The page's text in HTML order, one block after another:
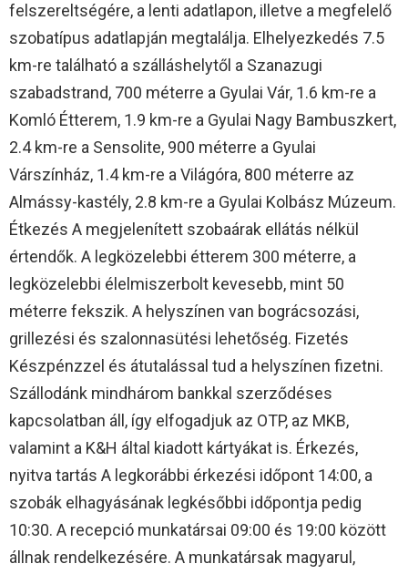
felszereltségére, a lenti adatlapon, illetve a megfelelő
szobatípus adatlapján megtalálja. Elhelyezkedés 7.5
km-re található a szálláshelytől a Szanazugi
szabadstrand, 700 méterre a Gyulai Vár, 1.6 km-re a
Komló Étterem, 1.9 km-re a Gyulai Nagy Bambuszkert,
2.4 km-re a Sensolite, 900 méterre a Gyulai
Várszínház, 1.4 km-re a Világóra, 800 méterre az
Almássy-kastély, 2.8 km-re a Gyulai Kolbász Múzeum.
Étkezés A megjelenített szobaárak ellátás nélkül
értendők. A legközelebbi étterem 300 méterre, a
legközelebbi élelmiszerbolt kevesebb, mint 50
méterre fekszik. A helyszínen van bográcsozási,
grillezési és szalonnasütési lehetőség. Fizetés
Készpénzzel és átutalással tud a helyszínen fizetni.
Szállodánk mindhárom bankkal szerződéses
kapcsolatban áll, így elfogadjuk az OTP, az MKB,
valamint a K&H által kiadott kártyákat is. Érkezés,
nyitva tartás A legkorábbi érkezési időpont 14:00, a
szobák elhagyásának legkésőbbi időpontja pedig
10:30. A recepció munkatársai 09:00 és 19:00 között
állnak rendelkezésére. A munkatársak magyarul,